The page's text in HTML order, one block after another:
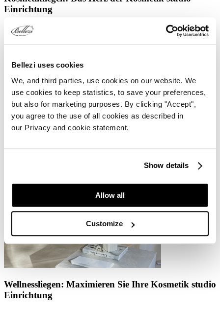
Bellezi uses cookies
We, and third parties, use cookies on our website. We
use cookies to keep statistics, to save your preferences,
but also for marketing purposes. By clicking "Accept",
you agree to the use of all cookies as described in
our Privacy and cookie statement.
Show details
Allow all
Customize
Einrichtung
Eine der unverzichtbarsten Komponenten bei der Einrichtung eines
luxuriösen Schönheitssalons sind die Kosmetikliegen. Wählen Sie
eine liege, die Eleganz und Komfort vereinen, wie liege mit
Kunden werden den Unterschied bemerken und immer wieder für
Verstellbarkeit ermöglicht es Ihnen auch, die Behandlung sowohl im
Stehen als auch im Sitzen durchzuführen.
Wellnessliegen: Maximieren Sie Ihre Kosmetik studio
Einrichtung